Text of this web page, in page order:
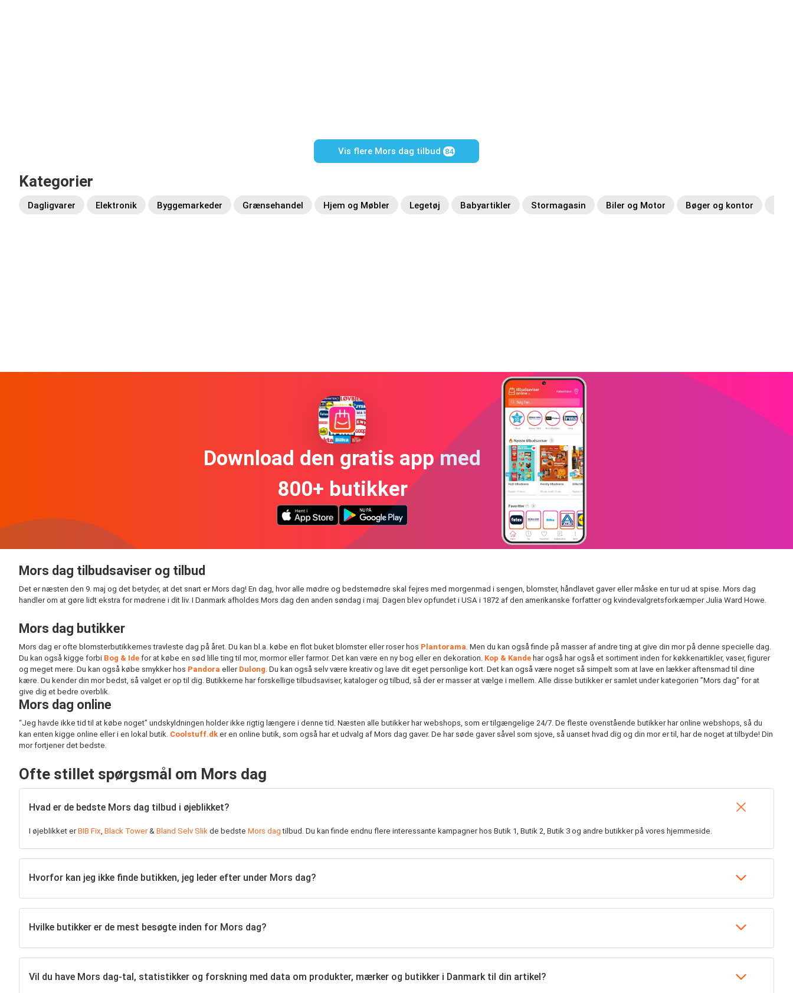
Vis flere Mors dag tilbud 84
Kategorier
Dagligvarer Elektronik Byggemarkeder Grænsehandel Hjem og Møbler Legetøj Babyartikler Stormagasin Biler og Motor Bøger og kontor
Download den gratis app med
800+ butikker
Mors dag tilbudsaviser og tilbud
Det er næsten den 9. maj og det betyder, at det snart er Mors dag! En dag, hvor alle mødre og bedstemødre skal fejres med morgenmad i sengen, blomster, håndlavet gaver eller måske en tur ud at spise. Mors dag
handler om at gøre lidt ekstra for mødrene i dit liv. I Danmark afholdes Mors dag den anden søndag i maj. Dagen blev opfundet i USA i 1872 af den amerikanske forfatterog kvindevalgretsforkæmper Julia Ward Howe.
Mors dag butikker
Mors dag er ofte blomsterbutikkernes travleste dag på året. Du kan bl.a. købe en flot buket blomster eller roser hos Plantorama. Men du kan også finde på masser af andre ting at give din mor på denne specielle dag.
Du kan også kigge forbi Bog & Ide for at købe en sød lille ting til mor, mormor eller farmor. Det kan være en ny bog eller en dekoration. Kop & Kande har også har også et sortiment inden for køkkenartikler, vaser, figurer
og meget mere. Du kan også købe smykker hos Pandora eller Dulong. Du kan også selv være kreativ og lave dit eget personlige kort. Det kan også være noget så simpelt som at lave en lækker aftensmad til dine
kære. Du kender din mor bedst, så valget er op til dig. Butikkerne har forskellige tilbudsaviser, kataloger og tilbud, så der er masser at vælge i mellem. Alle disse butikker er samlet under kategorien ”Mors dag” for at
give dig et bedre overblik.
Mors dag online
“Jeg havde ikke tid til at købe noget” undskyldningen holder ikke rigtig længere i denne tid. Næsten alle butikker har webshops, som er tilgængelige 24/7. De fleste ovenstående butikker har online webshops, så du
kan enten kigge online eller i en lokal butik. Coolstuff.dk er en online butik, som også har et udvalg af Mors dag gaver. De har søde gaver såvel som sjove, så uanset hvad dig og din mor er til, har de noget at tilbyde! Din
mor fortjener det bedste.
Ofte stillet spørgsmål om Mors dag
Hvad er de bedste Mors dag tilbud i øjeblikket?
I øjeblikket erBIB Fix, Black Tower& Bland Selv Slik de bedste Mors dag tilbud. Du kan finde endnu flere interessante kampagner hos Butik 1, Butik 2, Butik 3 og andre butikker på vores hjemmeside.
Hvorfor kan jeg ikke finde butikken, jeg leder efter under Mors dag?
Hvilke butikker er de mest besøgte inden for Mors dag?
Vil du have Mors dag-tal, statistikker og forskning med data om produkter, mærker og butikker i Danmark til din artikel?